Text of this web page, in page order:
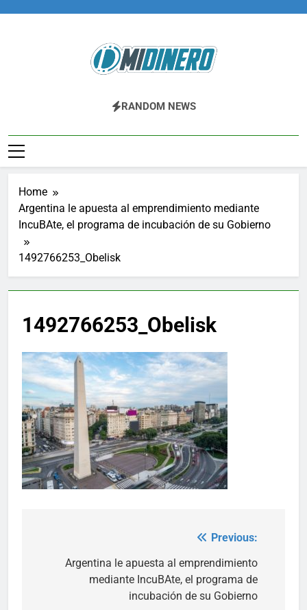
Midinero.co
Fintech, Criptomonedas
RANDOM NEWS
Home
Argentina le apuesta al emprendimiento mediante
IncuBAte, el programa de incubación de su Gobierno
1492766253_Obelisk
1492766253_Obelisk
navigation
Previous:
Argentina le apuesta al emprendimiento
mediante IncuBAte, el programa de
incubación de su Gobierno